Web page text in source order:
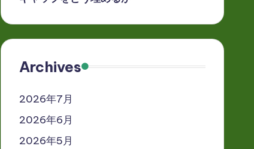
Archives
2026年7月
2026年6月
2026年5月